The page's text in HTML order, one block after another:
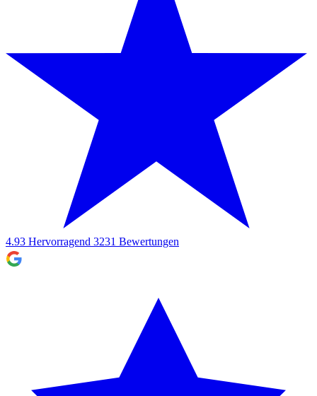
4.93 Hervorragend 3231 Bewertungen